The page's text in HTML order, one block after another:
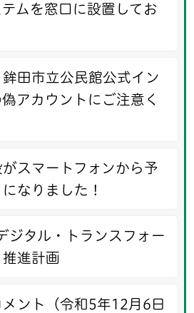
ムを窓口に設置してお
鉾田市立公民館公式イン
アカウントにご注意く
スマートフォンから予
なりました！
ジタル・トランスフォー
進計画
ント（令和5年12月6日